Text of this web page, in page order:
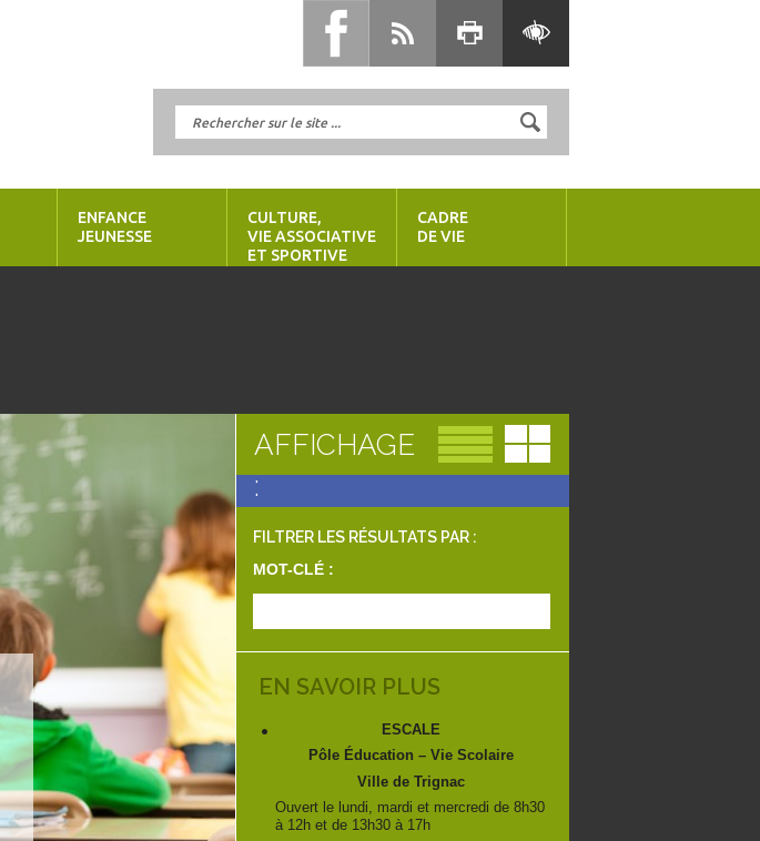
ENFANCE
JEUNESSE
CULTURE,
VIE ASSOCIATIVE
ET SPORTIVE
CADRE
DE VIE
AFFICHAGE
:
FILTRER LES RÉSULTATS PAR :
MOT-CLÉ :
EN SAVOIR PLUS
ESCALE
Pôle Éducation – Vie Scolaire
Ville de Trignac
Ouvert le lundi, mardi et mercredi de 8h30
à 12h et de 13h30 à 17h